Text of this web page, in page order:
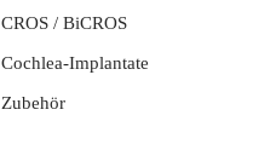
CROS / BiCROS
Cochlea-Implantate
Zubehör